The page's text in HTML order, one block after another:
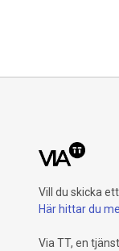
Vill du skicka
Här hittar du
Via TT, en